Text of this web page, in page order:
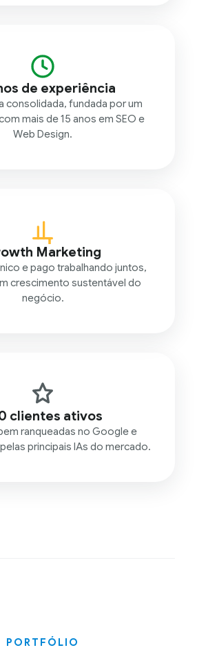
de experiência
consolidada, fundada por um
mais de 15 anos em SEO e
Web Design.
Marketing
e pago trabalhando juntos,
crescimento sustentável do
negócio.
clientes ativos
ranqueadas no Google e
principais IAs do mercado.
PORTFÓLIO